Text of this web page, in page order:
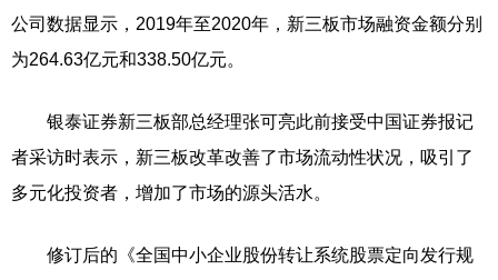
公司数据显示，2019年至2020年，新三板市场融资金额分别
为264.63亿元和338.50亿元。
银泰证券新三板部总经理张可亮此前接受中国证券报记
者采访时表示，新三板改革改善了市场流动性状况，吸引了
多元化投资者，增加了市场的源头活水。
修订后的《全国中小企业股份转让系统股票定向发行规